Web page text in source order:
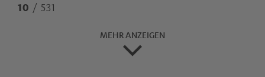
10 / 531
MEHR ANZEIGEN